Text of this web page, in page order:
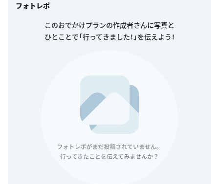
フォトレポ
このおでかけプランの作成者さんに写真と
ひとことで「行ってきました！」を伝えよう！